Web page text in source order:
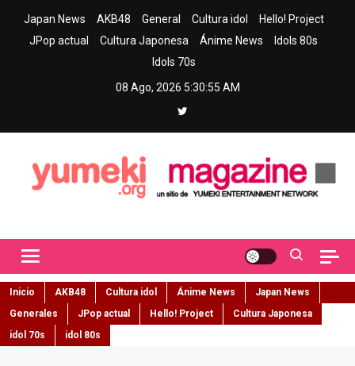
Japan News AKB48 General Cultura idol
Hello! Project
JPop actual
Cultura Japonesa Ánime News
Idols 80s
Idols 70s
08 Ago, 2026 5:30:56 AM
Inicio AKB48 Cultura idol Ánime News
Japan News
Generales
JPop actual Hello! Project
Cultura Japonesa
idol 70s
idol 80s